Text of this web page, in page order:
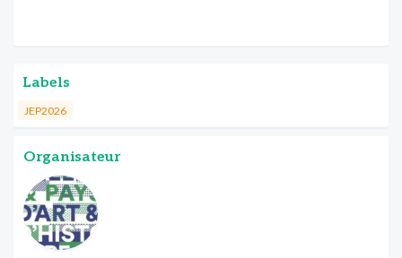
Labels
JEP2026
Organisateur